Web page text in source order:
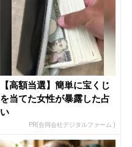
【高額当選】簡単に宝くじ
を当てた女性が暴露した占
い
PR(合同会社デジタルファーム )